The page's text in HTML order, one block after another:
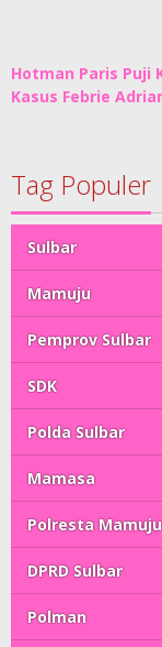
Hotman Paris Puji
Kasus Febrie
Tag Populer
Sulbar
Mamuju
Pemprov Sulbar
SDK
Polda Sulbar
Mamasa
Polresta Mamuju
DPRD Sulbar
Polman